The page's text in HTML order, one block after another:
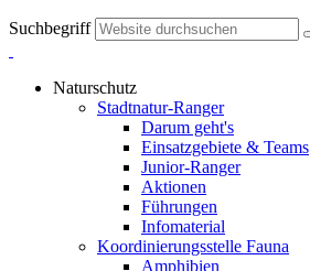
Suchbegriff
Naturschutz
Stadtnatur-Ranger
Darum geht's
Einsatzgebiete & Teams
Junior-Ranger
Aktionen
Führungen
Infomaterial
Koordinierungsstelle Fauna
Amphibien